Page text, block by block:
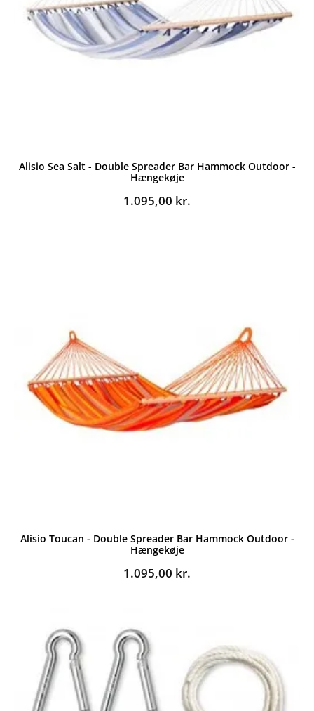
Alisio Sea Salt - Double Spreader Bar Hammock Outdoor -
Hængekøje
1.095,00 kr.
Alisio Toucan - Double Spreader Bar Hammock Outdoor -
Hængekøje
1.095,00 kr.